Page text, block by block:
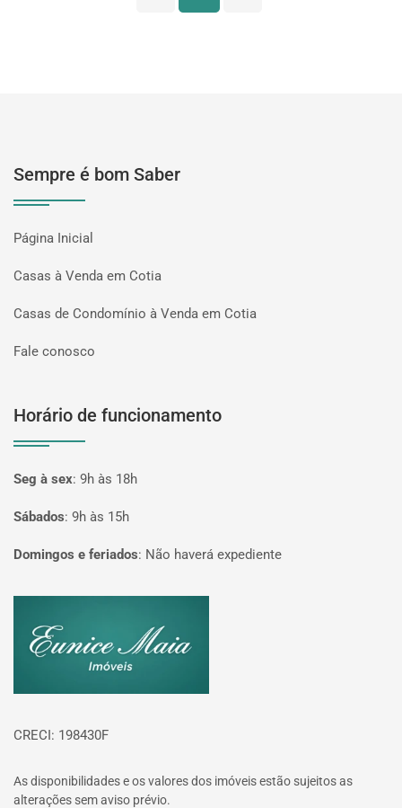
Sempre é bom Saber
Página Inicial
Casas à Venda em Cotia
Casas de Condomínio à Venda em Cotia
Fale conosco
Horário de funcionamento
Seg à sex: 9h às 18h
Sábados: 9h às 15h
Domingos e feriados: Não haverá expediente
CRECI: 198430F
As disponibilidades e os valores dos imóveis estão sujeitos as
alterações sem aviso prévio.